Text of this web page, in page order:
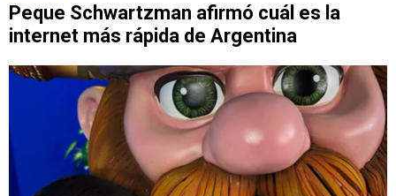
Peque Schwartzman afirmó cuál es la
internet más rápida de Argentina